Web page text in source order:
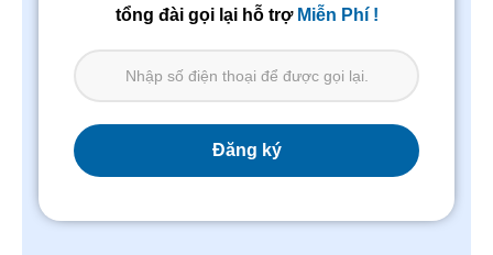
tổng đài gọi lại hỗ trợ Miễn Phí !